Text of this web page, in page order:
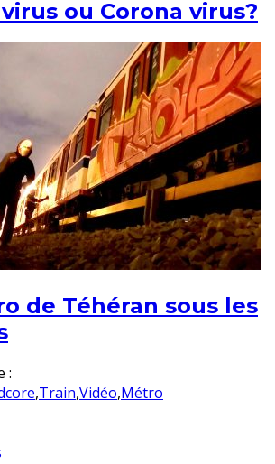
ou Corona virus?
de Téhéran sous les
:
,Train,Vidéo,Métro